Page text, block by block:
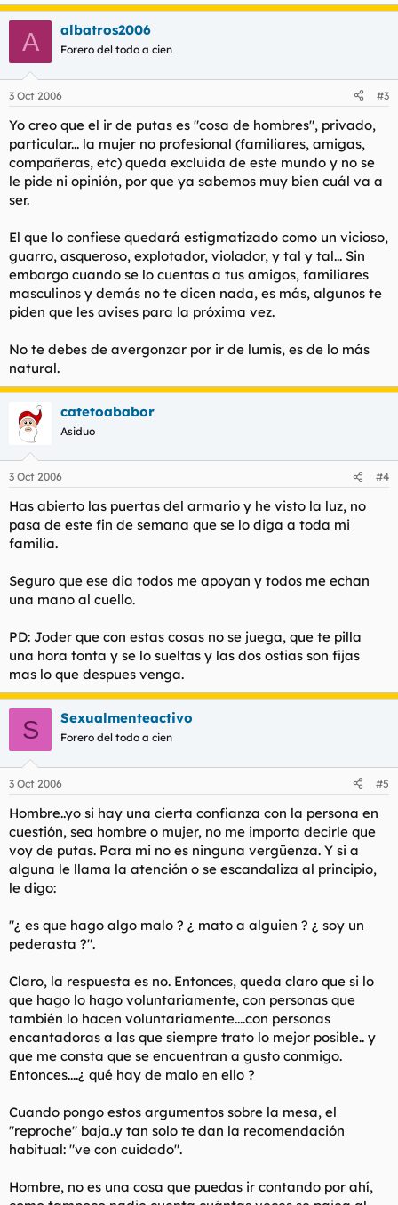
A albatros2006
Forero del todo a cien
3 Oct 2006 #3
Yo creo que el ir de putas es "cosa de hombres", privado,
particular... la mujer no profesional (familiares, amigas,
compañeras, etc) queda excluida de este mundo y no se
le pide ni opinión, por que ya sabemos muy bien cuál va a
ser.
El que lo confiese quedará estigmatizado como un vicioso,
guarro, asqueroso, explotador, violador, y tal y tal... Sin
embargo cuando se lo cuentas a tus amigos, familiares
masculinos y demás no te dicen nada, es más, algunos te
piden que les avises para la próxima vez.
No te debes de avergonzar por ir de lumis, es de lo más
natural.
catetoababor
Asiduo
3 Oct 2006 #4
Has abierto las puertas del armario y he visto la luz, no
pasa de este fin de semana que se lo diga a toda mi
familia.
Seguro que ese dia todos me apoyan y todos me echan
una mano al cuello.
PD: Joder que con estas cosas no se juega, que te pilla
una hora tonta y se lo sueltas y las dos ostias son fijas
mas lo que despues venga.
S Sexualmenteactivo
Forero del todo a cien
3 Oct 2006 #5
Hombre..yo si hay una cierta confianza con la persona en
cuestión, sea hombre o mujer, no me importa decirle que
voy de putas. Para mi no es ninguna vergüenza. Y si a
alguna le llama la atención o se escandaliza al principio,
le digo:
"¿ es que hago algo malo ? ¿ mato a alguien ? ¿ soy un
pederasta ?".
Claro, la respuesta es no. Entonces, queda claro que si lo
que hago lo hago voluntariamente, con personas que
también lo hacen voluntariamente....con personas
encantadoras a las que siempre trato lo mejor posible.. y
que me consta que se encuentran a gusto conmigo.
Entonces....¿ qué hay de malo en ello ?
Cuando pongo estos argumentos sobre la mesa, el
"reproche" baja..y tan solo te dan la recomendación
habitual: "ve con cuidado".
Hombre, no es una cosa que puedas ir contando por ahí,